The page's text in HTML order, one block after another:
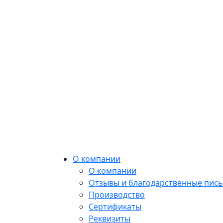
О компании
О компании
Отзывы и благодарственные
Производство
Сертификаты
Реквизиты